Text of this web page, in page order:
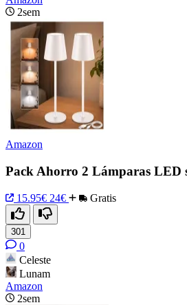
2sem
Amazon
Pack Ahorro 2 Lámparas LED
15.95€ 24€ Gratis
301
0
Celeste
Lunam
Amazon
2sem